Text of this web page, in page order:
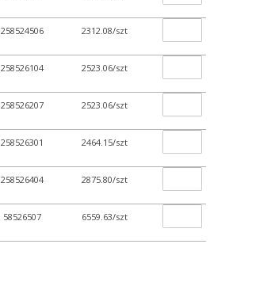
258524506 2312.08/szt
258526104 2523.06/szt
258526207 2523.06/szt
258526301 2464.15/szt
258526404 2875.80/szt
58526507 6559.63/szt